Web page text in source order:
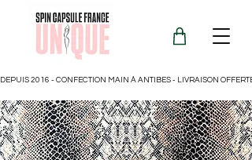
DEPUIS 2016 - CONFECTION MAIN À ANTIBES - LIVRAISON